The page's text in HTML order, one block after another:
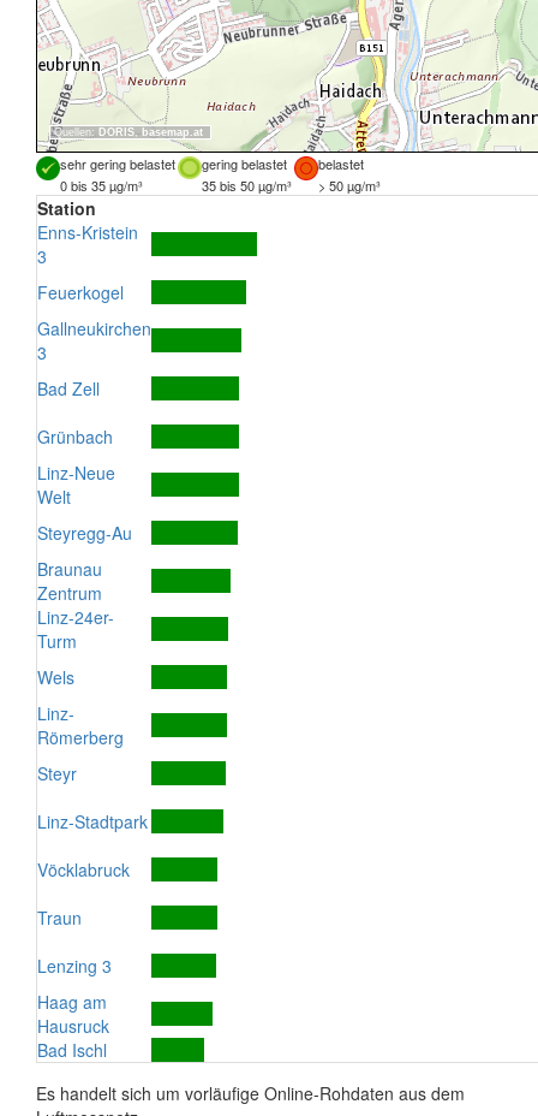
Quellen: DORIS, basemap.at
sehr gering belastet gering belastet
belastet
0 bis 35 µg/m³
35 bis 50 µg/m³ > 50 µg/m³
Station
Enns-Kristein
3
Feuerkogel
Gallneukirchen
3
Bad Zell
Grünbach
Linz-Neue
Welt
Steyregg-Au
Braunau
Zentrum
Linz-24er-
Turm
Wels
Linz-
Römerberg
Steyr
Linz-Stadtpark
Vöcklabruck
Traun
Lenzing 3
Haag am
Hausruck
Bad Ischl
Es handelt sich um vorläufige Online-Rohdaten aus dem